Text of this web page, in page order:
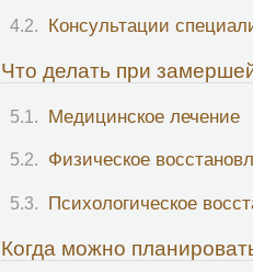
Консультации
Что делать при
Медицинское лечение
Физическое
Психологическое
Когда можно